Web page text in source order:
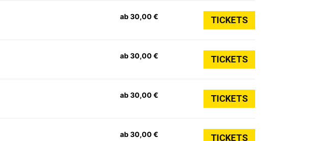
ab 30,00 € TICKETS
ab 30,00 € TICKETS
ab 30,00 € TICKETS
ab 30,00 € TICKETS